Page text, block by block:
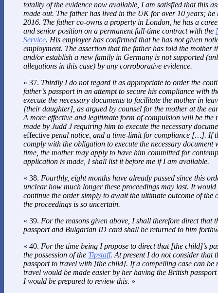
totality of the evidence now available, I am satisfied that this
made out. The father has lived in the UK for over 10 years; he
2016. The father co-owns a property in London, he has a
and senior position on a permanent full-time contract with the
Service. His employer has confirmed that he has not given
employment. The assertion that the father has told the mother
and/or establish a new family in Germany is not supported
allegations in this case) by any corroborative evidence.
« 37. Thirdly I do not regard it as appropriate to order the
father’s passport in an attempt to secure his compliance with
execute the necessary documents to facilitate the mother in
[their daughter], as argued by counsel for the mother at the
A more effective and legitimate form of compulsion will be the
made by Judd J requiring him to execute the necessary
effective penal notice, and a time-limit for compliance […]. If
comply with the obligation to execute the necessary document
time, the mother may apply to have him committed for
application is made, I shall list it before me if I am available.
« 38. Fourthly, eight months have already passed since this
unclear how much longer these proceedings may last. It
continue the order simply to await the ultimate outcome of the
the proceedings is so uncertain.
« 39. For the reasons given above, I shall therefore direct that
passport and Bulgarian ID card shall be returned to him
« 40. For the time being I propose to direct that [the child]’s
the possession of the Tipstaff. At present I do not consider that
passport to travel with [the child]. If a compelling case can be
travel would be made easier by her having the British passport
I would be prepared to review this. »